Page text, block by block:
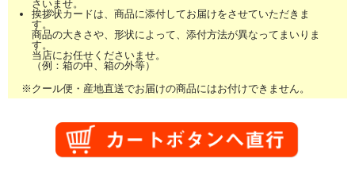
さいませ。
挨拶状カードは、商品に添付してお届けをさせていただきま
す。
商品の大きさや、形状によって、添付方法が異なってまいりま
す。
当店にお任せくださいませ。
（例：箱の中、箱の外等）
※クール便・産地直送でお届けの商品にはお付けできません。